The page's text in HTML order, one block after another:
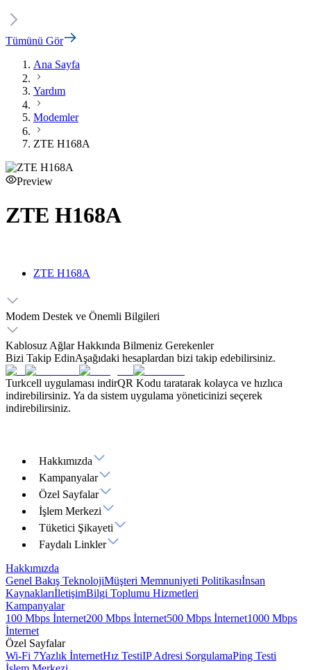
Tümünü Gör
Ana Sayfa
Yardım
Modemler
ZTE H168A
Preview
ZTE H168A
ZTE H168A
Modem Destek ve Önemli Bilgileri
Kablosuz Ağlar Hakkında Bilmeniz Gerekenler
Bizi Takip EdinAşağıdaki hesaplardan bizi takip edebilirsiniz.
Turkcell uygulaması indirQR Kodu taratarak kolayca ve hızlıca
indirebilirsiniz. Ya da sistem uygulama yöneticinizi seçerek
indirebilirsiniz.
Hakkımızda
Kampanyalar
Özel Sayfalar
İşlem Merkezi
Tüketici Şikayeti
Faydalı Linkler
Hakkımızda
Genel Bakış TeknolojiMüşteri Memnuniyeti Politikasıİnsan
KaynaklarıİletişimBilgi Toplumu Hizmetleri
Kampanyalar
100 Mbps İnternet200 Mbps İnternet500 Mbps İnternet1000 Mbps
İnternet
Özel Sayfalar
Wi-Fi 7Yazlık İnternetHız TestiIP Adresi SorgulamaPing Testi